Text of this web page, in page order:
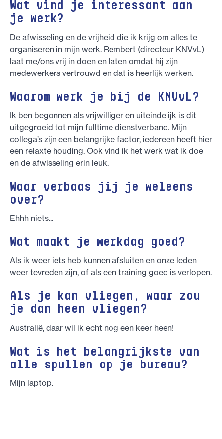
Wat vind je interessant aan
je werk?
De afwisseling en de vrijheid die ik krijg om alles te
organiseren in mijn werk. Rembert (directeur KNVvL)
laat me/ons vrij in doen en laten omdat hij zijn
medewerkers vertrouwd en dat is heerlijk werken.
Waarom werk je bij de KNVvL?
Ik ben begonnen als vrijwilliger en uiteindelijk is dit
uitgegroeid tot mijn fulltime dienstverband. Mijn
collega’s zijn een belangrijke factor, iedereen heeft hier
een relaxte houding. Ook vind ik het werk wat ik doe
en de afwisseling erin leuk.
Waar verbaas jij je weleens
over?
Ehhh niets...
Wat maakt je werkdag goed?
Als ik weer iets heb kunnen afsluiten en onze leden
weer tevreden zijn, of als een training goed is verlopen.
Als je kan vliegen, waar zou
je dan heen vliegen?
Australië, daar wil ik echt nog een keer heen!
Wat is het belangrijkste van
alle spullen op je bureau?
Mijn laptop.